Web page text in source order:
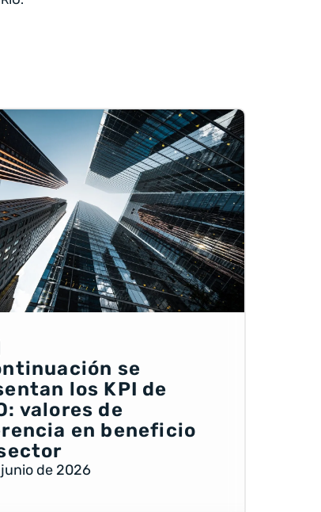
se
los KPI de
valores de
en beneficio
de 2026